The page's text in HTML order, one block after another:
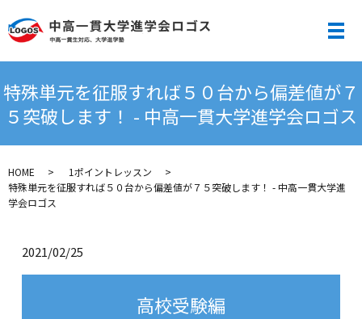
メ
特殊単元を征服すれば５０台から偏差値が７
５突破します！ - 中高一貫大学進学会ロゴス
HOME
1ポイントレッスン
特殊単元を征服すれば５０台から偏差値が７５突破します！ - 中高一貫大学進
学会ロゴス
2021/02/25
高校受験編